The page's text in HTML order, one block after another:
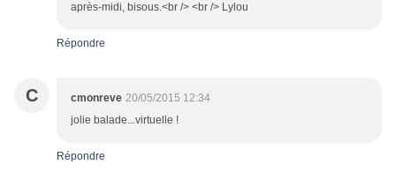
après-midi, bisous.<br /> <br /> Lylou
Répondre
C cmonreve 20/05/2015 12:34
jolie balade...virtuelle !
Répondre